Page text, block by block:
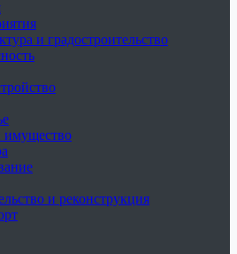
и градостроительство
имущество
и реконструкция